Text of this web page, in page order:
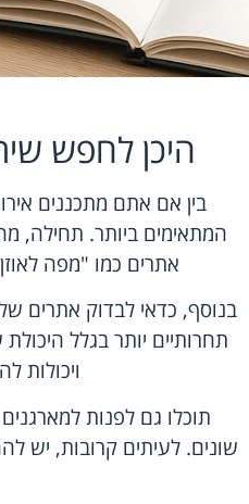
היכן לחפש
בין אם אתם מתכננים
המתאימים ביותר. תחילה,
אתרים כמו "מפה
בנוסף, כדאי לבדוק אתרים
תחרותיים יותר בגלל
ויכולות
תוכלו גם לפנות
שונים. לעיתים קרובות, יש